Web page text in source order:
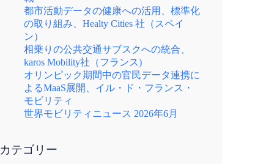
都市活動データの健康への活用、標準化
の取り組み、Healty Cities 社（スペイ
ン）
相乗りの公共交通サブスクへの統合、
karos Mobility社（フランス)
オリンピック期間中の官民データ連携に
よるMaaS展開、イル・ド・フランス・
モビリティ
世界モビリティニュース 2026年6月
カテゴリー